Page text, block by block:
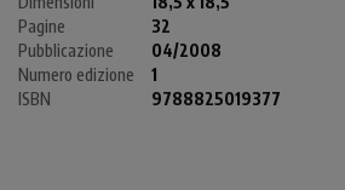
Pagine
32
Pubblicazione
04/2008
Numero edizione
1
ISBN
9788825019377